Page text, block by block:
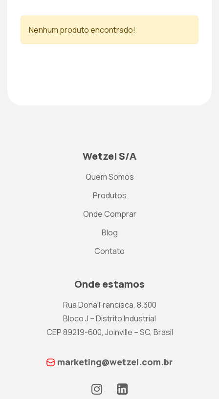
Nenhum produto encontrado!
Wetzel S/A
Quem Somos
Produtos
Onde Comprar
Blog
Contato
Onde estamos
Rua Dona Francisca, 8.300
Bloco J – Distrito Industrial
CEP 89219-600, Joinville – SC, Brasil
marketing@wetzel.com.br